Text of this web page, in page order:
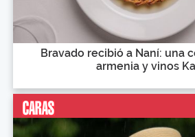
Bravado recibió a Naní: una
armenia y vinos